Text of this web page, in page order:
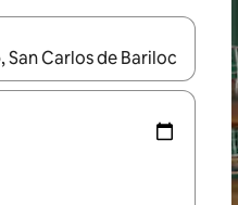
використовуйте для